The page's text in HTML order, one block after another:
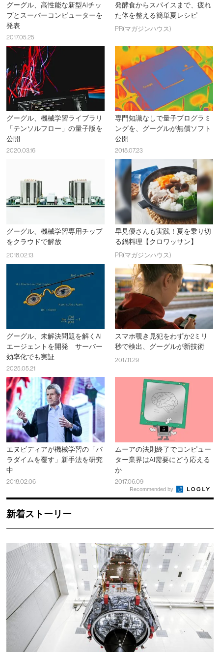
グーグル、高性能な新型AIチッ
プとスーパーコンピューターを
発表
2017.05.25
発酵食からスパイスまで、疲れ
た体を整える簡単夏レシピ
PR(マガジンハウス)
グーグル、機械学習ライブラリ
「テンソルフロー」の量子版を
公開
2020.03.16
専門知識なしで量子プログラミ
ングを、グーグルが無償ソフト
公開
2018.07.23
グーグル、機械学習専用チップ
をクラウドで解放
2018.02.13
早見優さんも実践！夏を乗り切
る鍋料理【クロワッサン】
PR(マガジンハウス)
グーグル、未解決問題を解くAI
エージェントを開発 サーバー
効率化でも実証
2025.05.21
スマホ覗き見犯をわずか2ミリ
秒で検出、グーグルが新技術
2017.11.29
エヌビディアが機械学習の「パ
ラダイムを覆す」新手法を研究
中
2018.02.06
ムーアの法則終了でコンピュー
ター業界はAI需要にどう応える
か
2017.06.09
Recommended by
新着ストーリー